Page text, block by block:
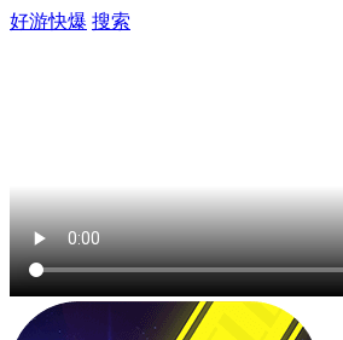
好游快爆 搜索